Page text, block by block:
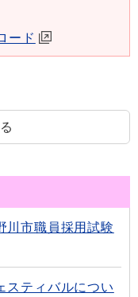
ード
川市職員採用試験
スティバルについ